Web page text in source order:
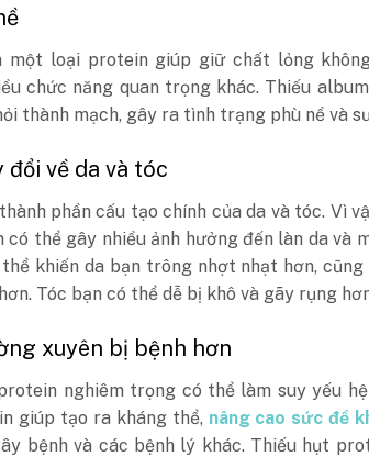
một loại protein giúp giữ chất lỏng
chức năng quan trọng khác. Thiếu
thành mạch, gây ra tình trạng phù nề và
đổi về da và tóc
phần cấu tạo chính của da và tóc. Vì
có thể gây nhiều ảnh hưởng đến làn da và
khiến da bạn trông nhợt nhạt hơn, cũng
Tóc bạn có thể dễ bị khô và gãy rụng
xuyên bị bệnh hơn
nghiêm trọng có thể làm suy yếu
giúp tạo ra kháng thể, nâng cao sức đề
bệnh và các bệnh lý khác. Thiếu hụt